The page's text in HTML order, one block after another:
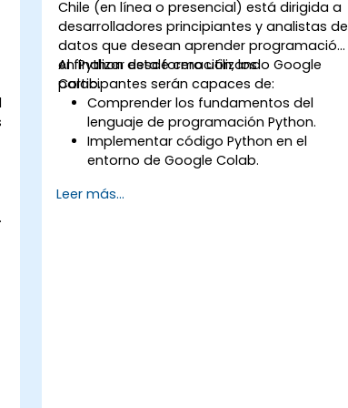
Chile (en línea o presencial) está dirigida a
desarrolladores principiantes y analistas de
datos que desean aprender programación
en Python desde cero utilizando Google
Colab.
Al finalizar esta formación, los
participantes serán capaces de:
Comprender los fundamentos del
lenguaje de programación Python.
Implementar código Python en el
entorno de Google Colab.
gestionar el flujo de un programa en
Leer más...